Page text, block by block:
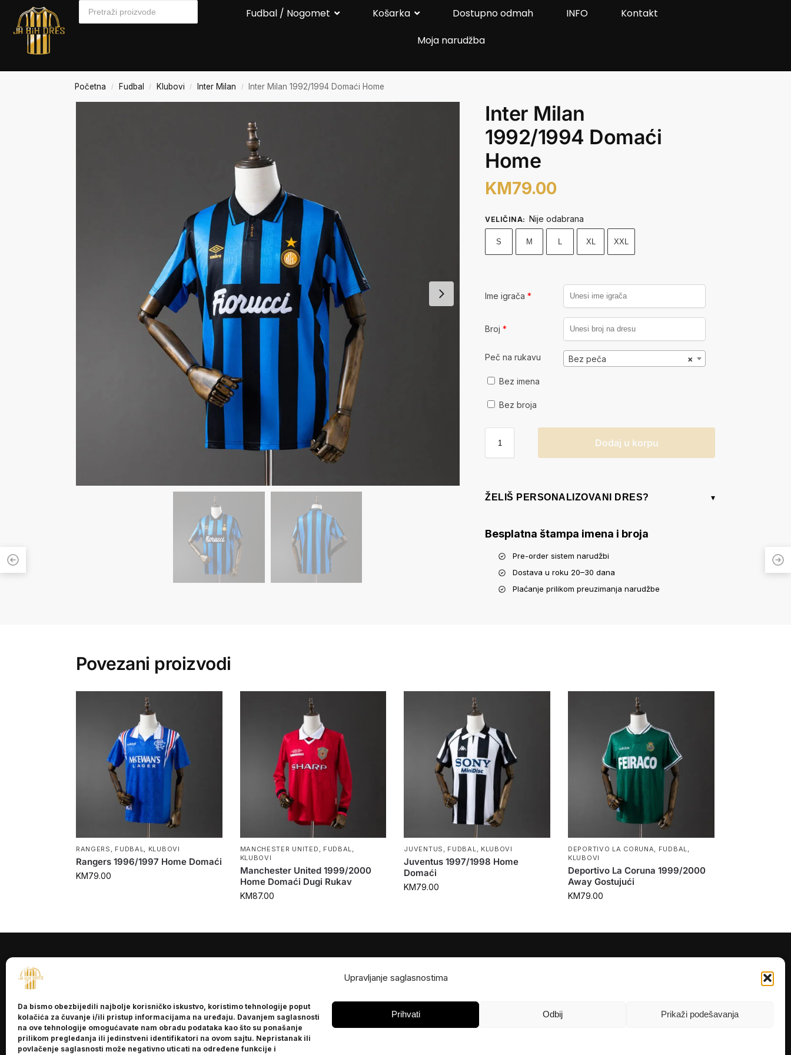
Upravljanje saglasnostima
Da bismo obezbijedili najbolje korisničko iskustvo, koristimo tehnologije poput
kolačića za čuvanje i/ili pristup informacijama na uređaju. Davanjem saglasnosti
na ove tehnologije omogućavate nam obradu podataka kao što su ponašanje
prilikom pregledanja ili jedinstveni identifikatori na ovom sajtu. Nepristanak ili
povlačenje saglasnosti može negativno uticati na određene funkcije i
Prihvati Odbij Prikaži podešavanja
Fudbal / Nogomet Košarka Dostupno odmah INFO
Kontakt
Moja narudžba
Početna / Fudbal / Klubovi / Inter Milan / Inter Milan 1992/1994 Domaći Home
Inter Milan
1992/1994 Domaći
Home
KM79.00
VELIČINA: Nije odabrana
S M L XL XXL
Ime igrača*
Broj*
Peč na rukavu ×
Bez peča
Bez imena
Bez broja
Dodaj u korpu
ŽELIŠ PERSONALIZOVANI DRES? ▾
Besplatna štampa imena i broja
Pre-order sistem narudžbi
Dostava u roku 20–30 dana
Plaćanje prilikom preuzimanja narudžbe
Povezani proizvodi
RANGERS FUDBAL KLUBOVI
Rangers 1996/1997 Home Domaći
KM79.00
MANCHESTER UNITED FUDBAL
KLUBOVI
Manchester United 1999/2000
Home Domaći Dugi Rukav
KM87.00
JUVENTUS FUDBAL KLUBOVI
Juventus 1997/1998 Home
Domaći
KM79.00
DEPORTIVO LA CORUNA FUDBAL
KLUBOVI
Deportivo La Coruna 1999/2000
Away Gostujući
KM79.00
Kontakt
POMOĆ
Politika privatnosti